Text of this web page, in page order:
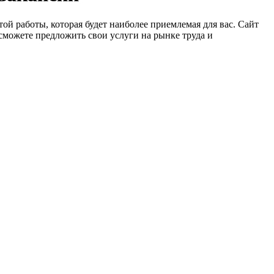
работы, которая будет наиболее приемлемая для вас. Сайт
предложить свои услуги на рынке труда и